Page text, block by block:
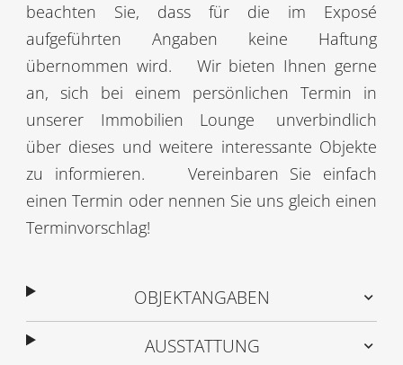
beachten Sie, dass für die im Exposé
aufgeführten Angaben keine Haftung
übernommen wird.
Wir bieten Ihnen gerne
an, sich bei einem persönlichen Termin in
unserer Immobilien Lounge
unverbindlich
über dieses und weitere interessante Objekte
zu informieren.
Vereinbaren Sie einfach
einen Termin oder nennen Sie uns gleich einen
Terminvorschlag!
OBJEKTANGABEN
AUSSTATTUNG